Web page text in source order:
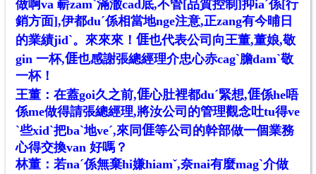
做啊va 嶄zamˋ滿澈cad底,不管[品質控制]抑iaˊ係[行
銷方面],伊都duˊ係相當地nge注意,正zang有今晡日
的業績jidˋ。來來來！𠊎也代表公司向王董,董娘,敬
gin 一杯,𠊎也感謝張總經理介忠心赤cagˋ膽damˋ敬
一杯！
王董：在蓋goi久之前,𠊎心肚裡都duˊ緊想,𠊎係he唔
係me做得請張總經理,將汝公司的管理觀念吐tu得ve
ˋ些xidˋ把baˋ地veˊ,來同𠊎等公司的幹部做一個業務
心得交換van 好嗎？
林董：若naˊ係無棄hi嫌hiamˇ,奈nai有麼magˋ介做